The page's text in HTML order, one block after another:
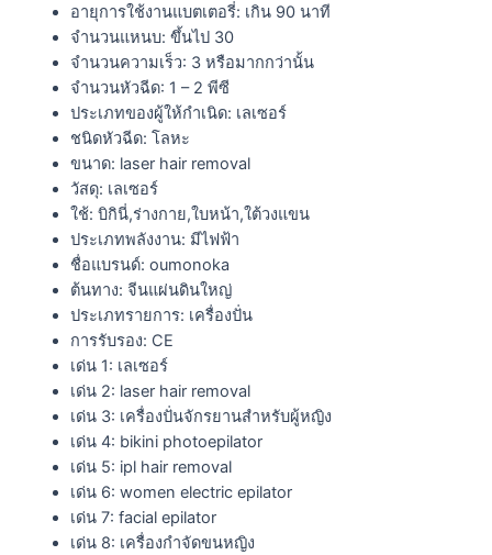
อายุการใช้งานแบตเตอรี่: เกิน 90 นาที
จำนวนแหนบ: ขึ้นไป 30
จำนวนความเร็ว: 3 หรือมากกว่านั้น
จำนวนหัวฉีด: 1 – 2 พีซี
ประเภทของผู้ให้กำเนิด: เลเซอร์
ชนิดหัวฉีด: โลหะ
ขนาด: laser hair removal
วัสดุ: เลเซอร์
ใช้: บิกินี่,ร่างกาย,ใบหน้า,ใต้วงแขน
ประเภทพลังงาน: มีไฟฟ้า
ชื่อแบรนด์: oumonoka
ต้นทาง: จีนแผ่นดินใหญ่
ประเภทรายการ: เครื่องปั่น
การรับรอง: CE
เด่น 1: เลเซอร์
เด่น 2: laser hair removal
เด่น 3: เครื่องปั่นจักรยานสำหรับผู้หญิง
เด่น 4: bikini photoepilator
เด่น 5: ipl hair removal
เด่น 6: women electric epilator
เด่น 7: facial epilator
เด่น 8: เครื่องกำจัดขนหญิง